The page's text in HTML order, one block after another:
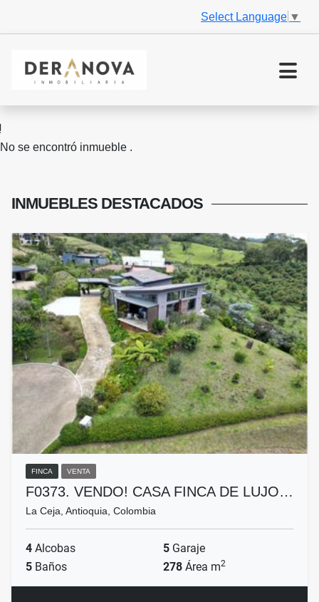
Select Language ▼
No se encontró inmueble .
INMUEBLES DESTACADOS
FINCA VENTA
F0373. VENDO! CASA FINCA DE LUJO…
La Ceja, Antioquia, Colombia
4 Alcobas 5 Garaje
5 Baños 278 Área m2